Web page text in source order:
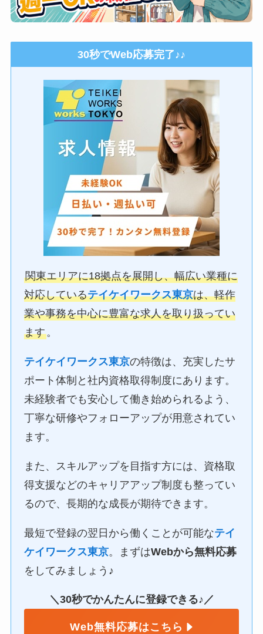
30秒でWeb応募完了♪♪
関東エリアに18拠点を展開し、幅広い業種に
対応しているテイケイワークス東京は、軽作
業や事務を中心に豊富な求人を取り扱ってい
ます。
テイケイワークス東京の特徴は、充実したサ
ポート体制と社内資格取得制度にあります。
未経験者でも安心して働き始められるよう、
丁寧な研修やフォローアップが用意されてい
ます。
また、スキルアップを目指す方には、資格取
得支援などのキャリアアップ制度も整ってい
るので、長期的な成長が期待できます。
最短で登録の翌日から働くことが可能なテイ
ケイワークス東京。まずはWebから無料応募
をしてみましょう♪
＼30秒でかんたんに登録できる♪／
Web無料応募はこちら